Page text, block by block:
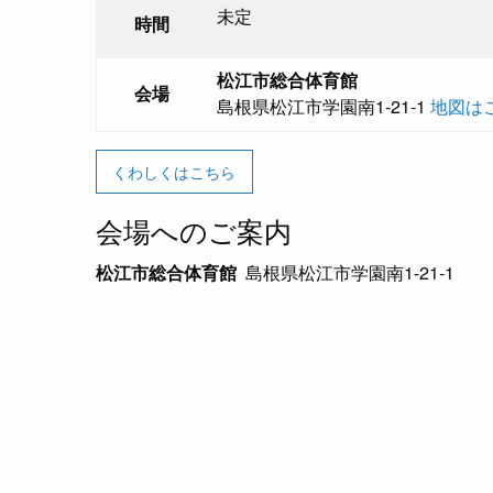
時間 未定
会場
松江市総合体育館
島根県松江市学園南1-21-1 地図は
くわしくはこちら
会場へのご案内
松江市総合体育館 島根県松江市学園南1-21-1